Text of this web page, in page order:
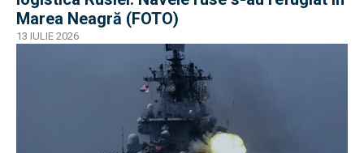
Marea Neagră (FOTO)
13 IULIE 2026